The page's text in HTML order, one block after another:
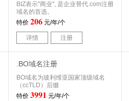
BIZ表示"商业", 是企业替代.com注册
域名的首选。
特价 206 元/年/个
详情 注册
.BO域名注册
BO域名为玻利维亚国家顶级域名
（ccTLD）后缀
特价 3991 元/年/个